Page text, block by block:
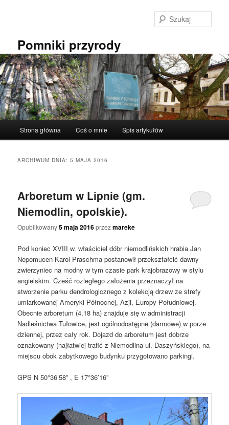
Pomniki przyrody
Strona główna Coś o mnie Spis artykułów
ARCHIWUM DNIA:5 MAJA 2016
Arboretum w Lipnie (gm.
Niemodlin, opolskie).
Opublikowany5 maja 2016przezmareke
Pod koniec XVIII w. właściciel dóbr niemodlińskich hrabia Jan
Nepomucen Karol Praschma postanowił przekształcić dawny
zwierzyniec na modny w tym czasie park krajobrazowy w stylu
angielskim. Cześć rozległego założenia przeznaczył na
stworzenie parku dendrologicznego z kolekcją drzew ze strefy
umiarkowanej Ameryki Północnej, Azji, Europy Południowej.
Obecnie arboretum (4,18 ha) znajduje się w administracji
Nadleśnictwa Tułowice, jest ogólnodostępne (darmowe) w porze
dziennej, przez cały rok. Dojazd do arboretum jest dobrze
oznakowany (najłatwiej trafić z Niemodlina ul. Daszyńskiego), na
miejscu obok zabytkowego budynku przygotowano parkingi.
GPS N 50°36’58” , E 17°36’16”